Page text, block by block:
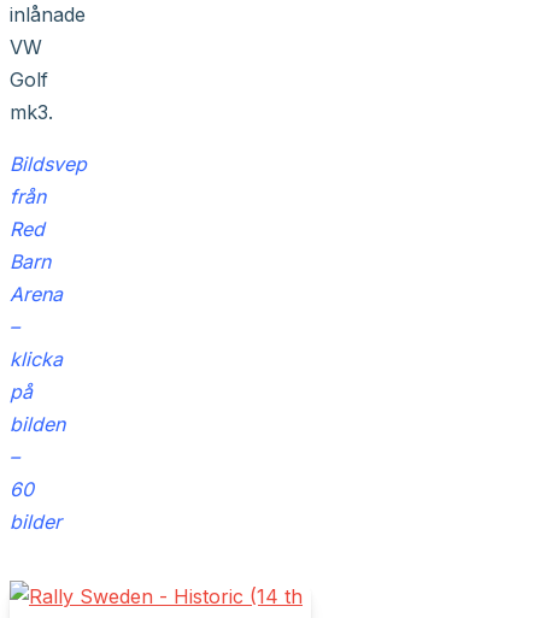
inlånade
VW
Golf
mk3.
Bildsvep
från
Red
Barn
Arena
–
klicka
på
bilden
–
60
bilder